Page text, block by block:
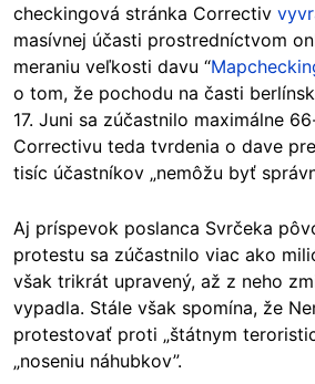
checkingová stránka Correctiv
masívnej účasti prostredníctvom
meraniu veľkosti davu “
o tom, že pochodu na časti
17. Juni sa zúčastnilo maximálne
Correctivu teda tvrdenia o dave
tisíc účastníkov „nemôžu byť
Aj príspevok poslanca Svrčeka
protestu sa zúčastnilo viac ako
však trikrát upravený, až z neho
vypadla. Stále však spomína, že
protestovať proti „štátnym
„noseniu náhubkov”.